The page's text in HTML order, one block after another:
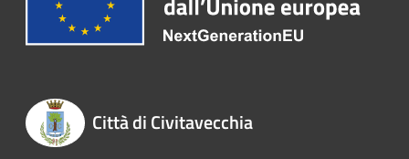
Città di Civitavecchia